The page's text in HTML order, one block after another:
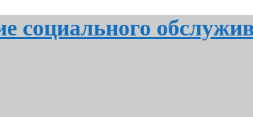
социального